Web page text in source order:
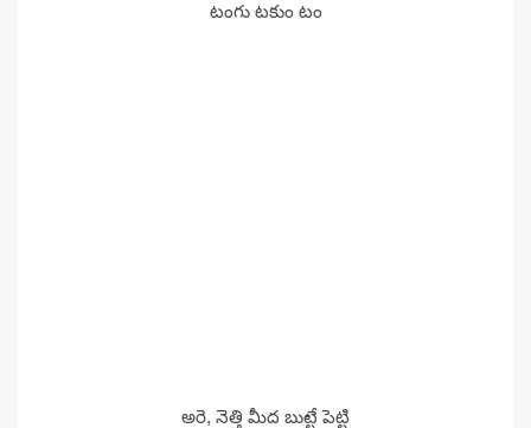
టంగు టకుం టం
అరె, నెత్తి మీద బుట్టే పెట్టి